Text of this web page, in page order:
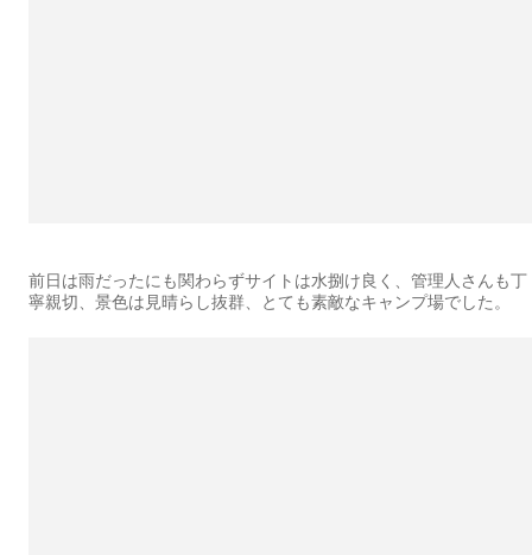
前日は雨だったにも関わらずサイトは水捌け良く、管理人さんも丁
寧親切、景色は見晴らし抜群、とても素敵なキャンプ場でした。